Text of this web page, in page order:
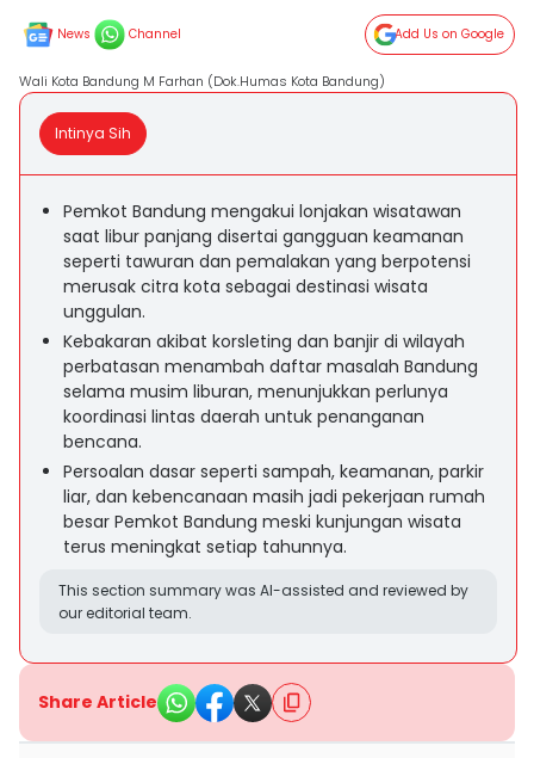
News Channel Add Us on Google
Wali Kota Bandung M Farhan (Dok.Humas Kota Bandung)
Intinya Sih
Pemkot Bandung mengakui lonjakan wisatawan
saat libur panjang disertai gangguan keamanan
seperti tawuran dan pemalakan yang berpotensi
merusak citra kota sebagai destinasi wisata
unggulan.
Kebakaran akibat korsleting dan banjir di wilayah
perbatasan menambah daftar masalah Bandung
selama musim liburan, menunjukkan perlunya
koordinasi lintas daerah untuk penanganan
bencana.
Persoalan dasar seperti sampah, keamanan, parkir
liar, dan kebencanaan masih jadi pekerjaan rumah
besar Pemkot Bandung meski kunjungan wisata
terus meningkat setiap tahunnya.
This section summary was AI-assisted and reviewed by
our editorial team.
Share Article